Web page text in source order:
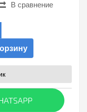
В сравнение